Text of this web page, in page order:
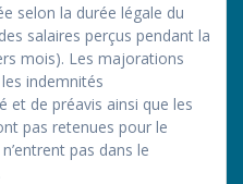
selon la durée légale du
salaires perçus pendant la
mois). Les majorations
indemnités
et de préavis ainsi que les
pas retenues pour le
pas dans le